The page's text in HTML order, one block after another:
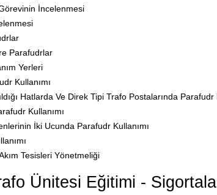
İncelenmesi
Parafudrlar
Yerleri
Kullanımı
Hatlarda Ve Direk Tipi Trafo Postalarında Parafudr
Kullanımı
İki Ucunda Parafudr Kullanımı
Tesisleri Yönetmeliği
Ünitesi Eğitimi -